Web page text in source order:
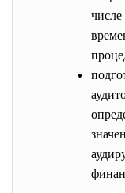
числе